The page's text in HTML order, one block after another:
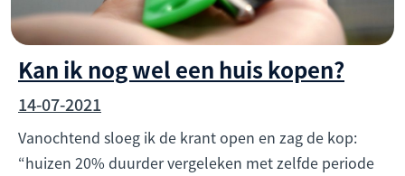
Kan ik nog wel een huis kopen?
14-07-2021
Vanochtend sloeg ik de krant open en zag de kop:
“huizen 20% duurder vergeleken met zelfde periode